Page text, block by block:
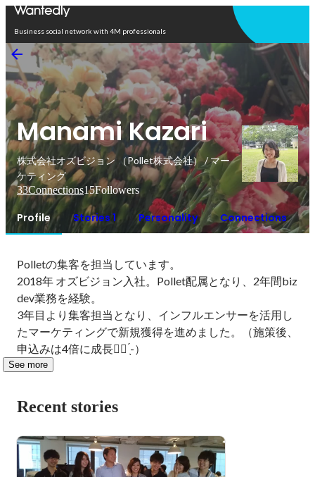
Business social network with 4M professionals
Manami Kazari
株式会社オズビジョン （Pollet株式会社） / マー
ケティング
33Connections15Followers
Profile Stories 1 Personality Connections
Polletの集客を担当しています。
2018年 オズビジョン入社。Pollet配属となり、2年間biz
dev業務を経験。
3年目より集客担当となり、インフルエンサーを活用し
たマーケティングで新規獲得を進めました。（施策後、
申込みは4倍に成長✊🏻 ̖́-）
See more
Recent stories